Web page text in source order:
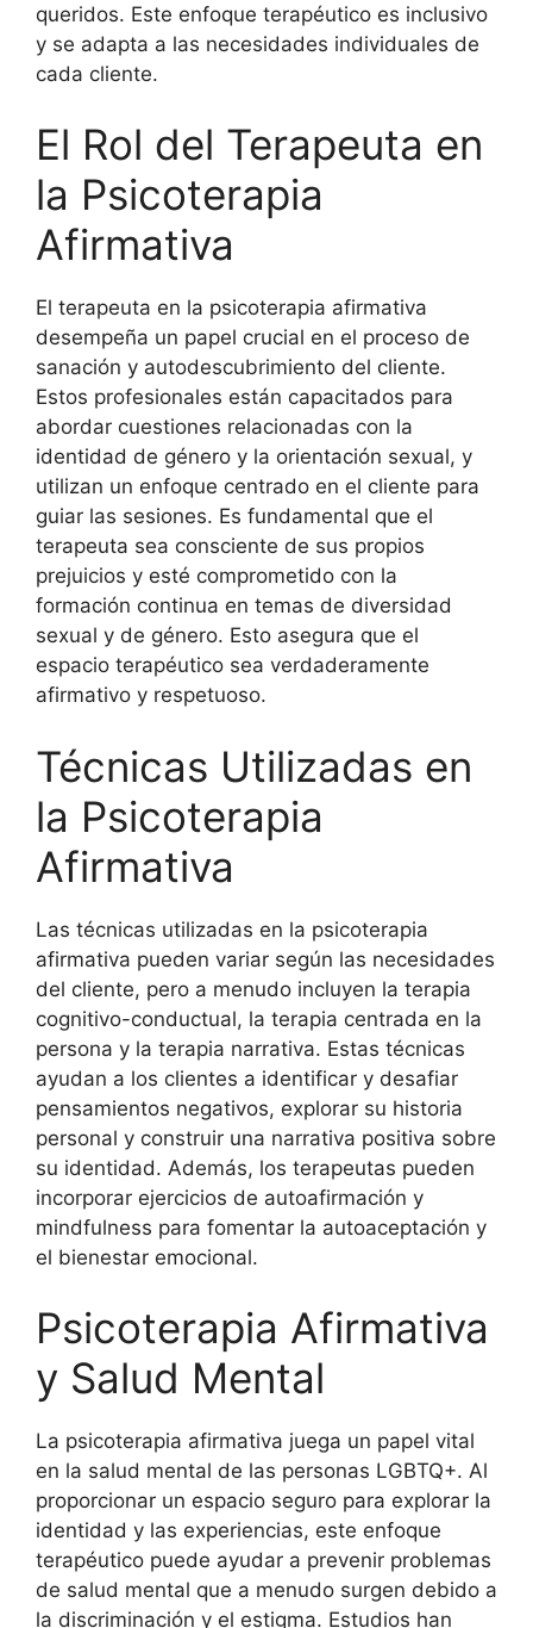
queridos. Este enfoque terapéutico es inclusivo
y se adapta a las necesidades individuales de
cada cliente.
El Rol del Terapeuta en
la Psicoterapia
Afirmativa
El terapeuta en la psicoterapia afirmativa
desempeña un papel crucial en el proceso de
sanación y autodescubrimiento del cliente.
Estos profesionales están capacitados para
abordar cuestiones relacionadas con la
identidad de género y la orientación sexual, y
utilizan un enfoque centrado en el cliente para
guiar las sesiones. Es fundamental que el
terapeuta sea consciente de sus propios
prejuicios y esté comprometido con la
formación continua en temas de diversidad
sexual y de género. Esto asegura que el
espacio terapéutico sea verdaderamente
afirmativo y respetuoso.
Técnicas Utilizadas en
la Psicoterapia
Afirmativa
Las técnicas utilizadas en la psicoterapia
afirmativa pueden variar según las necesidades
del cliente, pero a menudo incluyen la terapia
cognitivo-conductual, la terapia centrada en la
persona y la terapia narrativa. Estas técnicas
ayudan a los clientes a identificar y desafiar
pensamientos negativos, explorar su historia
personal y construir una narrativa positiva sobre
su identidad. Además, los terapeutas pueden
incorporar ejercicios de autoafirmación y
mindfulness para fomentar la autoaceptación y
el bienestar emocional.
Psicoterapia Afirmativa
y Salud Mental
La psicoterapia afirmativa juega un papel vital
en la salud mental de las personas LGBTQ+. Al
proporcionar un espacio seguro para explorar la
identidad y las experiencias, este enfoque
terapéutico puede ayudar a prevenir problemas
de salud mental que a menudo surgen debido a
la discriminación y el estigma. Estudios han